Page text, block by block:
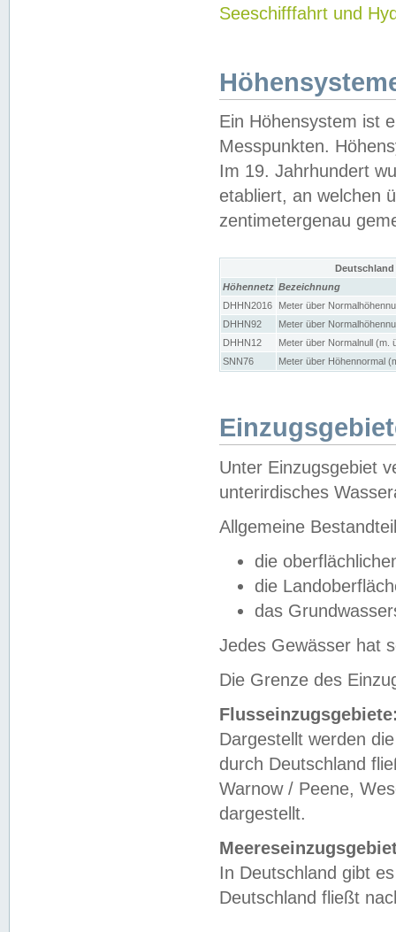
Seeschifffahrt und
Ein Höhensystem ist
Messpunkten.
Im 19. Jahrhundert
etabliert, an welchen
zentimetergenau
Höhennetz Bezeichnung
DHHN2016
Meter über
DHHN92
Meter über
DHHN12
Meter über Normalnull (m.
SNN76
Meter über Höhennormal
Unter Einzugsgebiet
unterirdisches
Allgemeine
die
die
das
Jedes Gewässer hat
Die Grenze des
Dargestellt werden
durch Deutschland
Warnow / Peene,
dargestellt.
In Deutschland gibt
Deutschland fließt